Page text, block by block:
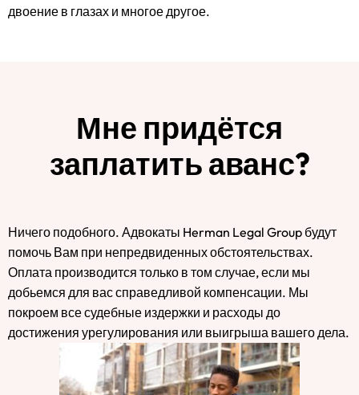
двоение в глазах и многое другое.
Мне придётся
заплатить аванс?
Ничего подобного. Адвокаты Herman Legal Group будут
помочь Вам при непредвиденных обстоятельствах.
Оплата производится только в том случае, если мы
добьемся для вас справедливой компенсации. Мы
покроем все судебные издержки и расходы до
достижения урегулирования или выигрыша вашего дела.